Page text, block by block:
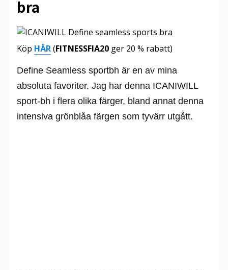
bra
Köp HÄR(FITNESSFIA20 ger 20 % rabatt)
Define Seamless sportbh är en av mina
absoluta favoriter. Jag har denna ICANIWILL
sport-bh i flera olika färger, bland annat denna
intensiva grönblåa färgen som tyvärr utgått.